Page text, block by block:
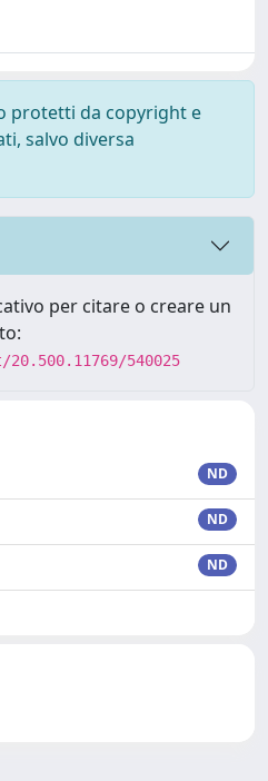
protetti da copyright e
salvo diversa
per citare o creare un
540025
ND
ND
ND